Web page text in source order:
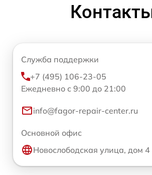
Служба поддержки
+7 (495) 106-23-05
Ежедневно с 9:00 до 21:00
info@fagor-repair-center.ru
Основной офис
Новослободская улица, дом 4